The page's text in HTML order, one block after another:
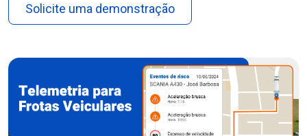
Solicite uma demonstração